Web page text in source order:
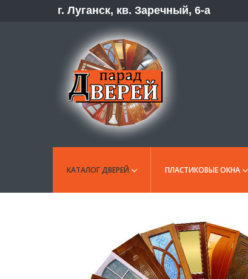
г. Луганск, кв. Заречный, 6-а
КАТАЛОГ ДВЕРЕЙ ПЛАСТИКОВЫЕ ОКНА